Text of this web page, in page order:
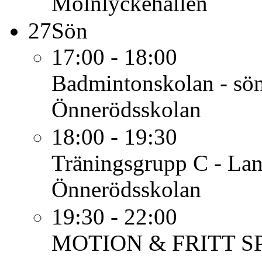
27Sön
17:00 - 18:00
Badmintonskolan -
Önnerödsskolan
18:00 - 19:30
Träningsgrupp C -
Önnerödsskolan
19:30 - 22:00
MOTION & FRITT